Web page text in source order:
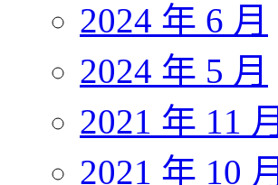
2024 年 6 月
2024 年 5 月
2021 年 11 月
2021 年 10 月